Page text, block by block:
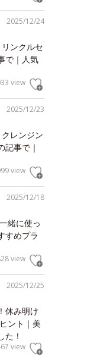
2025/12/24
リンクルセ
で｜人気
view
2025/12/23
クレンジン
記事で｜
view
2025/12/18
緒に使っ
すめプラ
view
2025/12/25
休み明け
ント｜美
た！
view